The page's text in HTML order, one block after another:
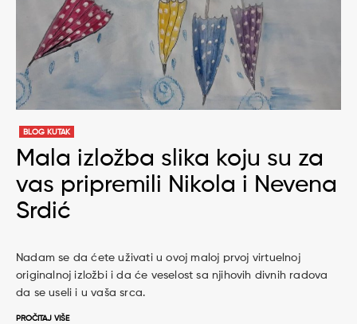
BLOG KUTAK
Mala izložba slika koju su za
vas pripremili Nikola i Nevena
Srdić
Nadam se da ćete uživati u ovoj maloj prvoj virtuelnoj
originalnoj izložbi i da će veselost sa njihovih divnih radova
da se useli i u vaša srca.
PROČITAJ VIŠE